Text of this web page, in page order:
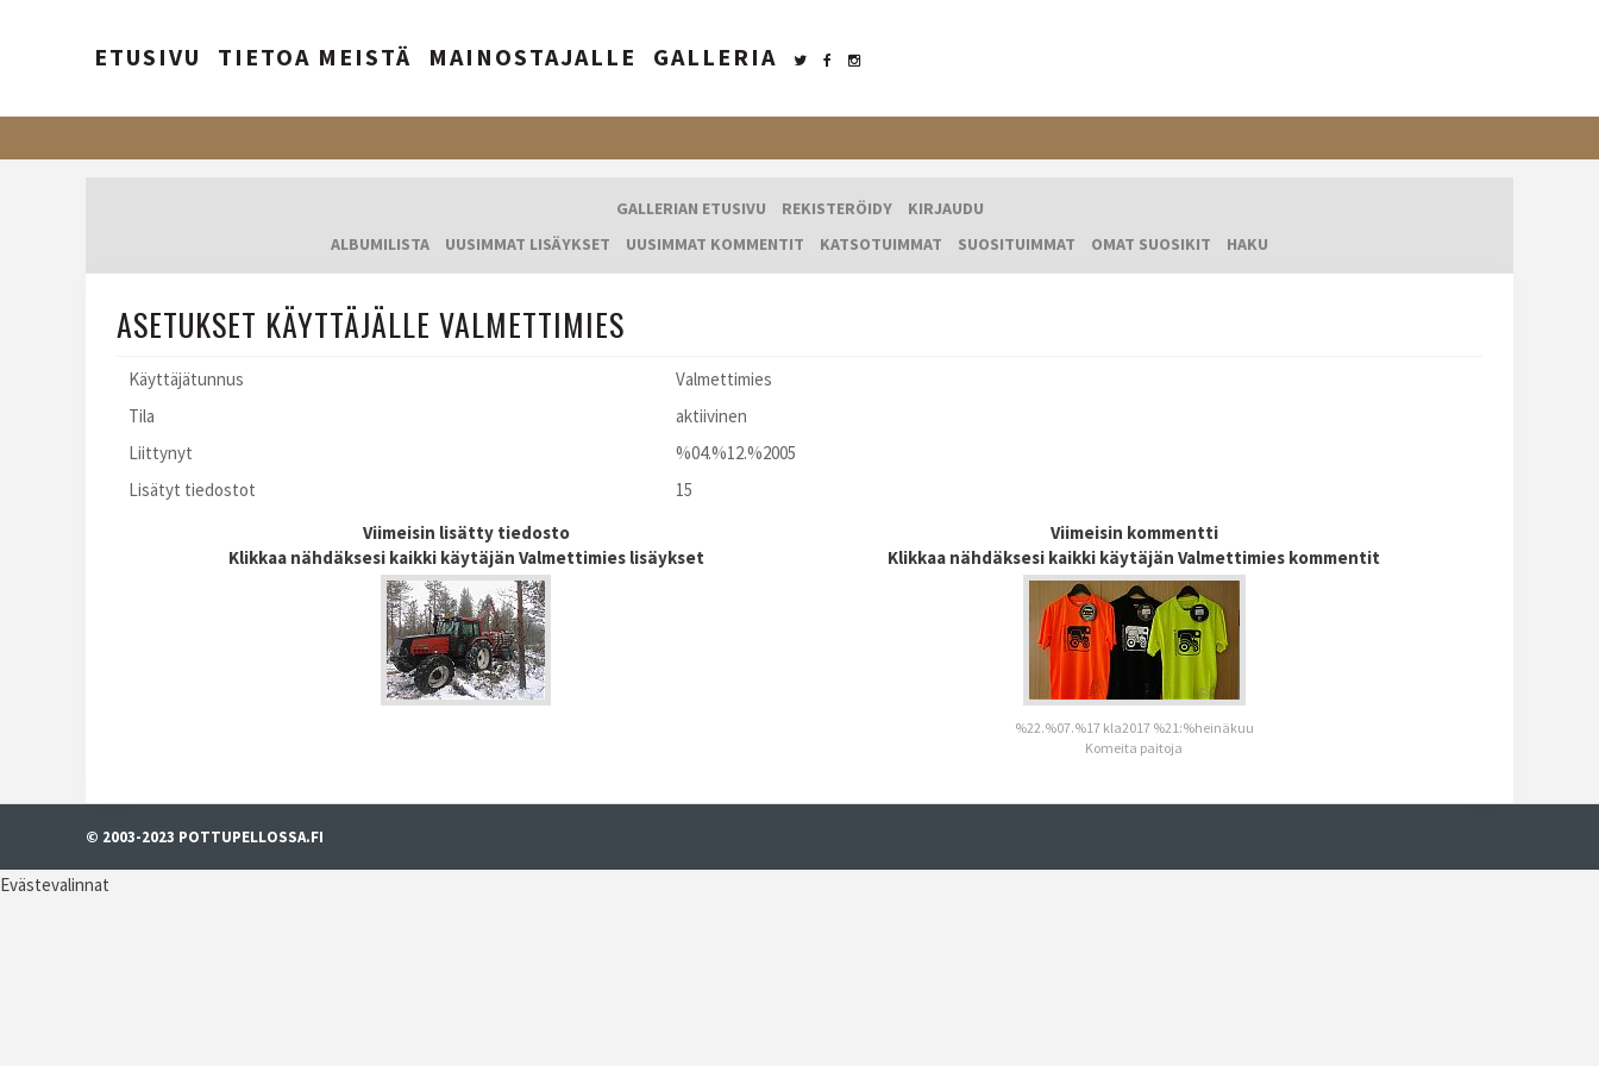
ETUSIVU TIETOA MEISTÄ MAINOSTAJALLE GALLERIA
GALLERIAN ETUSIVU REKISTERÖIDY
KIRJAUDU
ALBUMILISTA
UUSIMMAT LISÄYKSET UUSIMMAT KOMMENTIT KATSOTUIMMAT SUOSITUIMMAT OMAT SUOSIKIT HAKU
ASETUKSET KÄYTTÄJÄLLE VALMETTIMIES
Käyttäjätunnus
Valmettimies
Tila
aktiivinen
Liittynyt
%04.%12.%2005
Lisätyt tiedostot
15
Viimeisin lisätty tiedosto
Klikkaa nähdäksesi kaikki käytäjän Valmettimies lisäykset
Viimeisin kommentti
Klikkaa nähdäksesi kaikki käytäjän Valmettimies kommentit
%22.%07.%17 kla2017 %21:%heinäkuu
Komeita paitoja
© 2003-2023 POTTUPELLOSSA.FI
Evästevalinnat